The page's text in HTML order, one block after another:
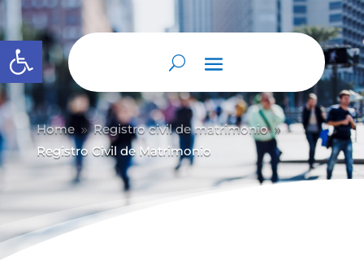
Abrir barra de herramientas
Home 9 Registro civil de matrimonio 9
Registro Civil de Matrimonio